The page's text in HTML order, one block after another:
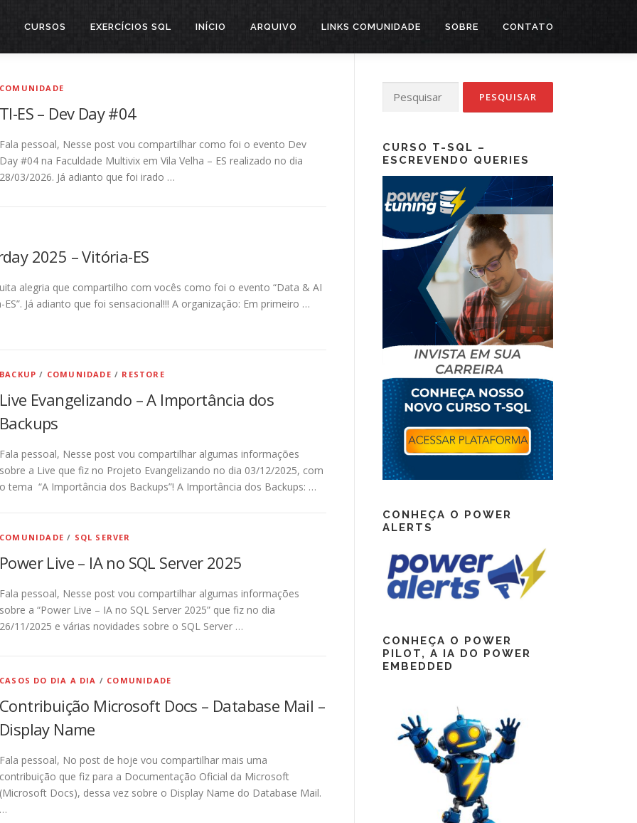
CURSOS EXERCÍCIOS SQL INÍCIO ARQUIVO LINKS COMUNIDADE SOBRE CONTATO
COMUNIDADE
TI-ES – Dev Day #04
Fala pessoal, Nesse post vou compartilhar como foi o evento Dev
Day #04 na Faculdade Multivix em Vila Velha – ES realizado no dia
28/03/2026. Já adianto que foi irado …
2025 – Vitória-ES
alegria que compartilho com vocês como foi o evento “Data & AI
Já adianto que foi sensacional!!! A organização: Em primeiro …
BACKUP / COMUNIDADE / RESTORE
Live Evangelizando – A Importância dos
Backups
Fala pessoal, Nesse post vou compartilhar algumas informações
sobre a Live que fiz no Projeto Evangelizando no dia 03/12/2025, com
o tema “A Importância dos Backups”! A Importância dos Backups: …
COMUNIDADE / SQL SERVER
Power Live – IA no SQL Server 2025
Fala pessoal, Nesse post vou compartilhar algumas informações
sobre a “Power Live – IA no SQL Server 2025” que fiz no dia
26/11/2025 e várias novidades sobre o SQL Server …
CASOS DO DIA A DIA / COMUNIDADE
Contribuição Microsoft Docs – Database Mail –
Display Name
Fala pessoal, No post de hoje vou compartilhar mais uma
contribuição que fiz para a Documentação Oficial da Microsoft
(Microsoft Docs), dessa vez sobre o Display Name do Database Mail.
…
por:
CURSO T-SQL –
ESCREVENDO QUERIES
CONHEÇA O POWER
ALERTS
CONHEÇA O POWER
PILOT, A IA DO POWER
EMBEDDED